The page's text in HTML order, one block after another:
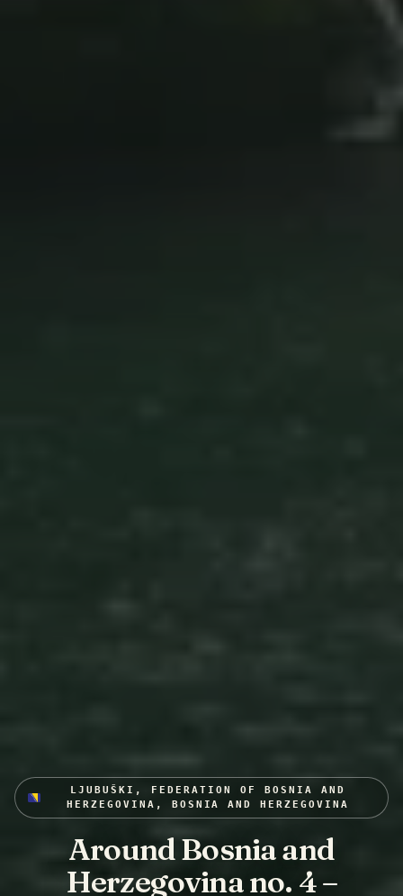
LJUBUŠKI, FEDERATION OF BOSNIA AND
HERZEGOVINA, BOSNIA AND HERZEGOVINA
Around Bosnia and
Herzegovina no. 4 –